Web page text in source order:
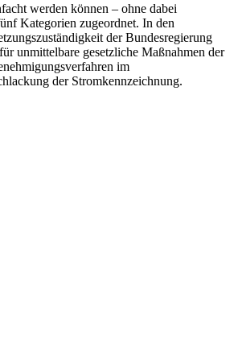
werden können – ohne dabei
Kategorien zugeordnet. In den
der Bundesregierung
unmittelbare gesetzliche Maßnahmen der
im
der Stromkennzeichnung.